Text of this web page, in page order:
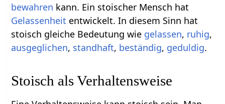
bewahren kann. Ein stoischer Mensch hat
Gelassenheit entwickelt. In diesem Sinn hat
stoisch gleiche Bedeutung wie gelassen, ruhig,
ausgeglichen, standhaft, beständig, geduldig.
Stoisch als Verhaltensweise